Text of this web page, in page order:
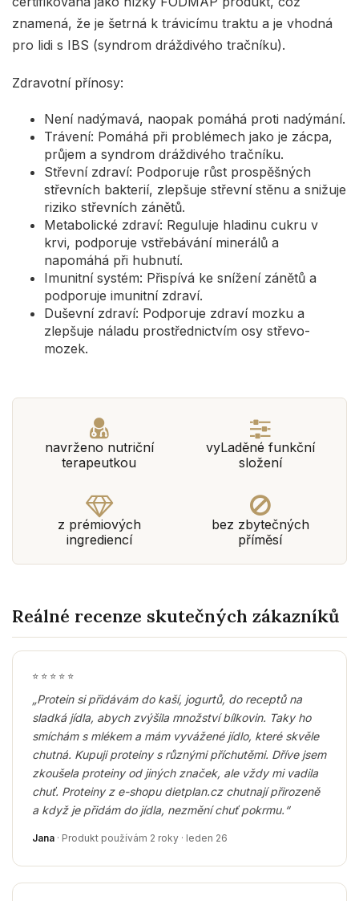
znamená, že je šetrná k trávicímu traktu a je vhodná
pro lidi s IBS (syndrom dráždivého tračníku).
Zdravotní přínosy:
Není nadýmavá, naopak pomáhá proti nadýmání.
Trávení: Pomáhá při problémech jako je zácpa,
průjem a syndrom dráždivého tračníku.
Střevní zdraví: Podporuje růst prospěšných
střevních bakterií, zlepšuje střevní stěnu a snižuje
riziko střevních zánětů.
Metabolické zdraví: Reguluje hladinu cukru v
krvi, podporuje vstřebávání minerálů a
napomáhá při hubnutí.
Imunitní systém: Přispívá ke snížení zánětů a
podporuje imunitní zdraví.
Duševní zdraví: Podporuje zdraví mozku a
zlepšuje náladu prostřednictvím osy střevo-
mozek.
navrženo nutriční
terapeutkou
vyLaděné funkční
složení
z prémiových
ingrediencí
bez zbytečných
příměsí
Reálné recenze skutečných zákazníků
⭐ ⭐ ⭐ ⭐ ⭐
„Protein si přidávám do kaší, jogurtů, do receptů na
sladká jídla, abych zvýšila množství bílkovin. Taky ho
smíchám s mlékem a mám vyvážené jídlo, které skvěle
chutná. Kupuji proteiny s různými příchutěmi. Dříve jsem
zkoušela proteiny od jiných značek, ale vždy mi vadila
chuť. Proteiny z e-shopu dietplan.cz chutnají přirozeně
a když je přidám do jídla, nezmění chuť pokrmu.“
Jana · Produkt používám 2 roky · leden 26